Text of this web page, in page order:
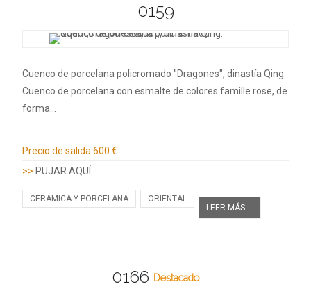
0159
Cuenco de porcelana policromado "Dragones", dinastía Qing.
Cuenco de porcelana con esmalte de colores famille rose, de
forma…
Precio de salida 600 €
>> PUJAR AQUÍ
CERAMICA Y PORCELANA
ORIENTAL
LEER MÁS ...
0166 Destacado